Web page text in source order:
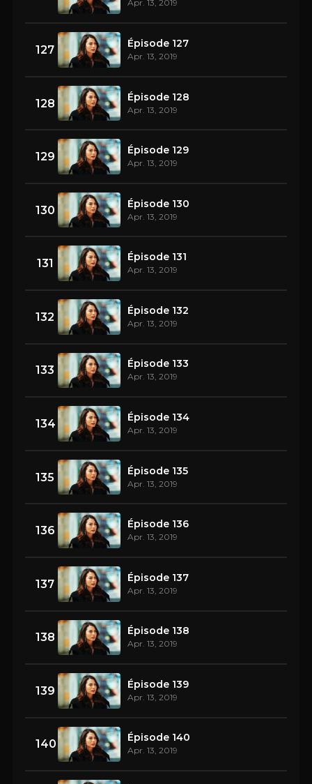
Apr. 13, 2019
127 Épisode 127
Apr. 13, 2019
128 Épisode 128
Apr. 13, 2019
129 Épisode 129
Apr. 13, 2019
130 Épisode 130
Apr. 13, 2019
131 Épisode 131
Apr. 13, 2019
132 Épisode 132
Apr. 13, 2019
133 Épisode 133
Apr. 13, 2019
134 Épisode 134
Apr. 13, 2019
135 Épisode 135
Apr. 13, 2019
136 Épisode 136
Apr. 13, 2019
137 Épisode 137
Apr. 13, 2019
138 Épisode 138
Apr. 13, 2019
139 Épisode 139
Apr. 13, 2019
140 Épisode 140
Apr. 13, 2019